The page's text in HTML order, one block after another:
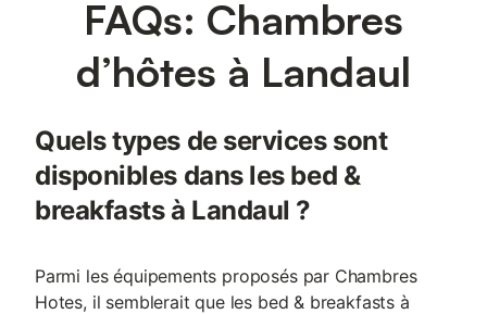
FAQs: Chambres
d’hôtes à Landaul
Quels types de services sont
disponibles dans les bed &
breakfasts à Landaul ?
Parmi les équipements proposés par Chambres
Hotes, il semblerait que les bed & breakfasts à